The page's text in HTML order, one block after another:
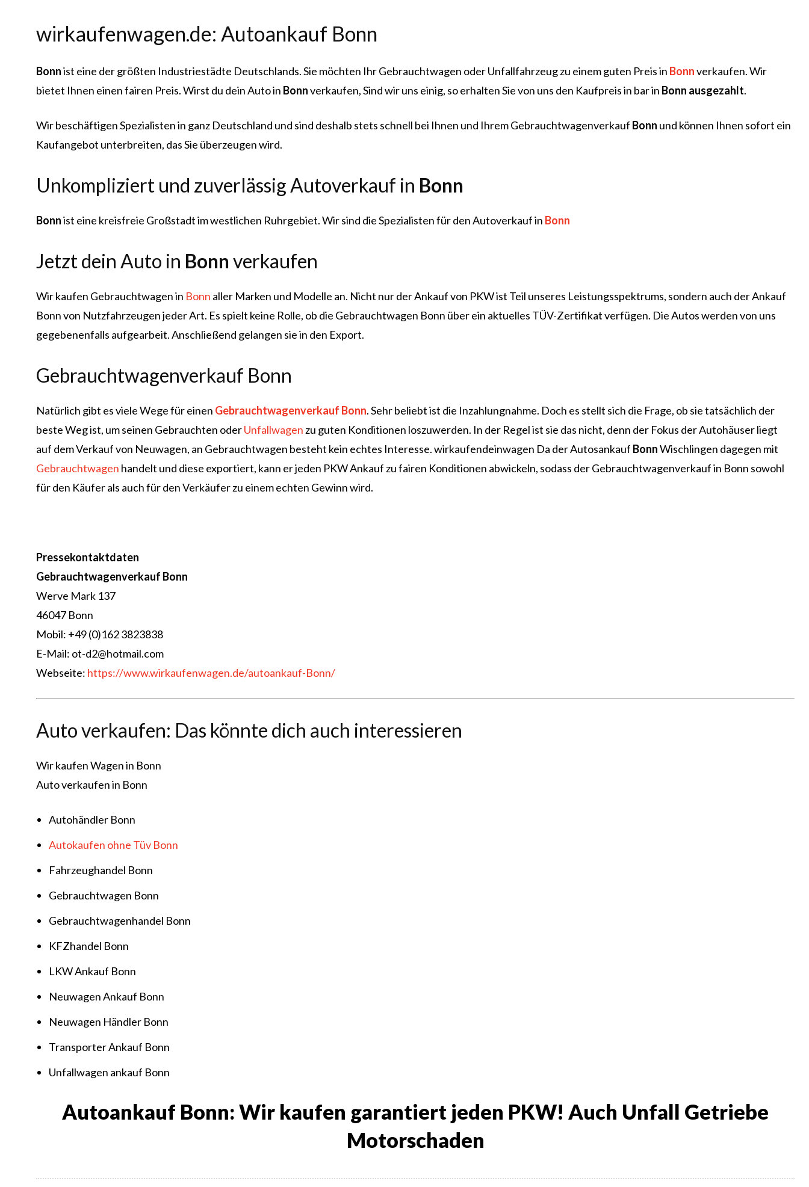
wirkaufenwagen.de: Autoankauf Bonn
Bonnist eine der größten Industriestädte Deutschlands. Sie möchten Ihr Gebrauchtwagen oder Unfallfahrzeug zu einem guten Preis in Bonnverkaufen. Wir
bietet Ihnen einen fairen Preis. Wirst du dein Auto in Bonnverkaufen, Sind wir uns einig, so erhalten Sie von uns den Kaufpreis in bar in Bonn ausgezahlt.
Wir beschäftigen Spezialisten in ganz Deutschland und sind deshalb stets schnell bei Ihnen und Ihrem Gebrauchtwagenverkauf Bonn und können Ihnen sofort ein
Kaufangebot unterbreiten, das Sie überzeugen wird.
Unkompliziert und zuverlässig Autoverkauf in Bonn
Bonnist eine kreisfreie Großstadt im westlichen Ruhrgebiet. Wir sind die Spezialisten für den Autoverkauf in Bonn
Jetzt dein Auto in Bonn verkaufen
Wir kaufen Gebrauchtwagen in Bonn aller Marken und Modelle an. Nicht nur der Ankauf von PKW ist Teil unseres Leistungsspektrums, sondern auch der Ankauf
Bonn von Nutzfahrzeugen jeder Art. Es spielt keine Rolle, ob die Gebrauchtwagen Bonn über ein aktuelles TÜV-Zertifikat verfügen. Die Autos werden von uns
gegebenenfalls aufgearbeit. Anschließend gelangen sie in den Export.
Gebrauchtwagenverkauf Bonn
Natürlich gibt es viele Wege für einen Gebrauchtwagenverkauf Bonn. Sehr beliebt ist die Inzahlungnahme. Doch es stellt sich die Frage, ob sie tatsächlich der
beste Weg ist, um seinen Gebrauchten oderUnfallwagen zu guten Konditionen loszuwerden. In der Regel ist sie das nicht, denn der Fokus der Autohäuser liegt
auf dem Verkauf von Neuwagen, an Gebrauchtwagen besteht kein echtes Interesse. wirkaufendeinwagen Da der Autosankauf BonnWischlingen dagegen mit
Gebrauchtwagen handelt und diese exportiert, kann er jeden PKW Ankauf zu fairen Konditionen abwickeln, sodass der Gebrauchtwagenverkauf in Bonn sowohl
für den Käufer als auch für den Verkäufer zu einem echten Gewinn wird.
Pressekontaktdaten
Gebrauchtwagenverkauf Bonn
Werve Mark 137
46047 Bonn
Mobil: +49 (0)162 3823838
E-Mail: ot-d2@hotmail.com
Webseite: https://www.wirkaufenwagen.de/autoankauf-Bonn/
Auto verkaufen: Das könnte dich auch interessieren
Wir kaufen Wagen in Bonn
Auto verkaufen in Bonn
Autohändler Bonn
Autokaufen ohne Tüv Bonn
Fahrzeughandel Bonn
Gebrauchtwagen Bonn
Gebrauchtwagenhandel Bonn
KFZhandel Bonn
LKW Ankauf Bonn
Neuwagen Ankauf Bonn
Neuwagen Händler Bonn
Transporter Ankauf Bonn
Unfallwagen ankauf Bonn
Autoankauf Bonn: Wir kaufen garantiert jeden PKW! Auch Unfall Getriebe
Motorschaden